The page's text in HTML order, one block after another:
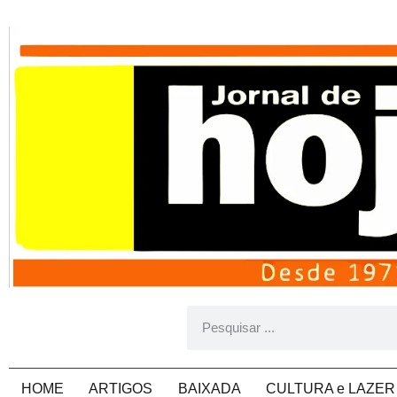
HOME ARTIGOS BAIXADA CULTURA e LAZER